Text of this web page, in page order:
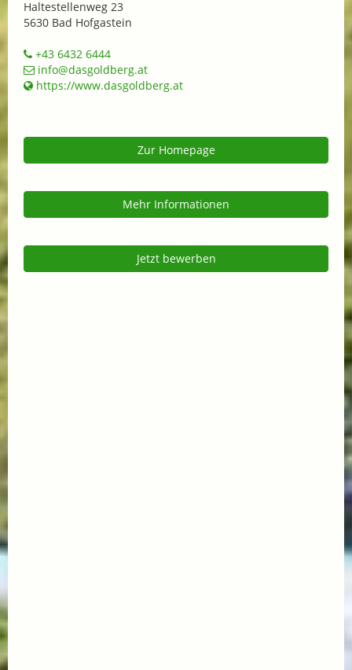
Haltestellenweg 23
5630 Bad Hofgastein
+43 6432 6444
info@dasgoldberg.at
https://www.dasgoldberg.at
Zur Homepage
Mehr Informationen
Jetzt bewerben